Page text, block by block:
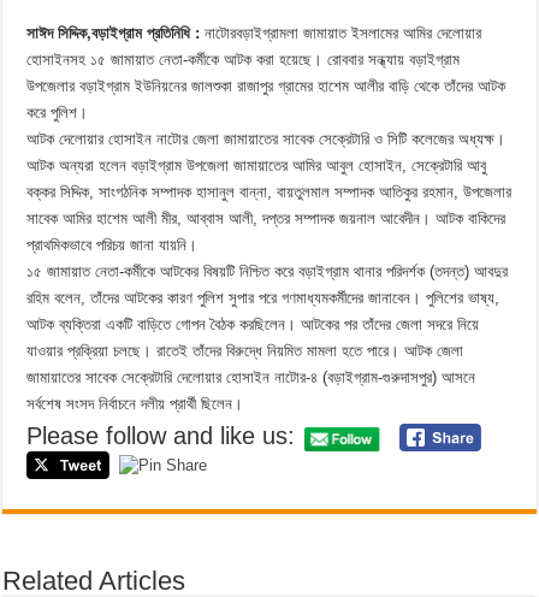
সাঈদ সিদ্দিক,বড়াইগ্রাম প্রতিনিধি :নাটোরবড়াইগ্রামলা জামায়াত ইসলামের আমির দেলোয়ার
হোসাইনসহ ১৫ জামায়াত নেতা-কর্মীকে আটক করা হয়েছে। রোববার সন্ধ্যায় বড়াইগ্রাম
উপজেলার বড়াইগ্রাম ইউনিয়নের জালশুকা রাজাপুর গ্রামের হাশেম আলীর বাড়ি থেকে তাঁদের আটক
করে পুলিশ।
আটক দেলোয়ার হোসাইন নাটোর জেলা জামায়াতের সাবেক সেক্রেটারি ও সিটি কলেজের অধ্যক্ষ।
আটক অন্যরা হলেন বড়াইগ্রাম উপজেলা জামায়াতের আমির আবুল হোসাইন, সেক্রেটারি আবু
বক্কর সিদ্দিক, সাংগঠনিক সম্পাদক হাসানুল বান্না, বায়তুলমাল সম্পাদক আতিকুর রহমান, উপজেলার
সাবেক আমির হাশেম আলী মীর, আব্বাস আলী, দপ্তর সম্পাদক জয়নাল আবেদীন। আটক বাকিদের
প্রাথমিকভাবে পরিচয় জানা যায়নি।
১৫ জামায়াত নেতা-কর্মীকে আটকের বিষয়টি নিশ্চিত করে বড়াইগ্রাম থানার পরিদর্শক (তদন্ত) আবদুর
রহিম বলেন, তাঁদের আটকের কারণ পুলিশ সুপার পরে গণমাধ্যমকর্মীদের জানাবেন। পুলিশের ভাষ্য,
আটক ব্যক্তিরা একটি বাড়িতে গোপন বৈঠক করছিলেন। আটকের পর তাঁদের জেলা সদরে নিয়ে
যাওয়ার প্রক্রিয়া চলছে। রাতেই তাঁদের বিরুদ্ধে নিয়মিত মামলা হতে পারে। আটক জেলা
জামায়াতের সাবেক সেক্রেটারি দেলোয়ার হোসাইন নাটোর-৪ (বড়াইগ্রাম-গুরুদাসপুর) আসনে
সর্বশেষ সংসদ নির্বাচনে দলীয় প্রার্থী ছিলেন।
Please follow and like us:
Related Articles